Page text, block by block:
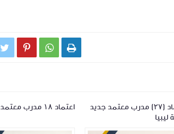
   
اعتماد (٢٧) مدرب معتمد جديد
ليبيا
اعتماد ١٨ مدرب معتمد بأسيوط